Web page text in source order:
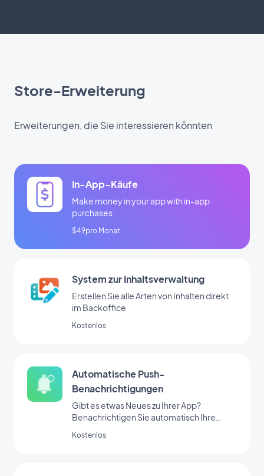
Store-Erweiterung
Erweiterungen, die Sie interessieren könnten
In-App-Käufe
Make money in your app with in-app
purchases
$49pro Monat
System zur Inhaltsverwaltung
Erstellen Sie alle Arten von Inhalten direkt
im Backoffice
Kostenlos
Automatische Push-
Benachrichtigungen
Gibt es etwas Neues zu Ihrer App?
Benachrichtigen Sie automatisch Ihre
Kostenlos